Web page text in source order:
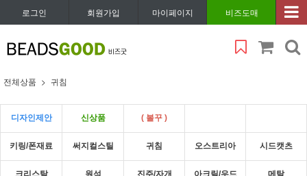
로그인 회원가입 마이페이지 비즈도매
전체상품 귀침
디자인제안 신상품 ( 볼꾸 )
키링/폰재료 써지컬스틸 귀침 오스트리아 시드캣츠
크리스탈 원석 진주/자개 아크릴/우드 메탈